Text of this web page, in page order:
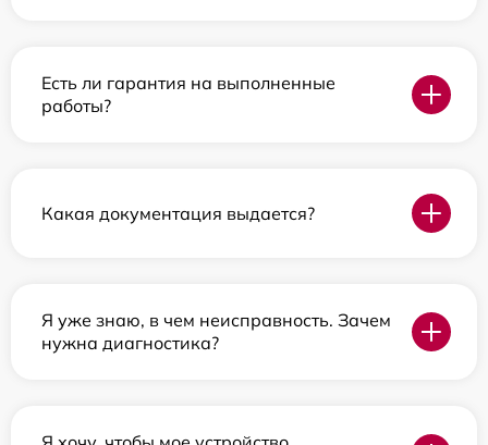
Есть ли гарантия на выполненные
работы?
Какая документация выдается?
Я уже знаю, в чем неисправность. Зачем
нужна диагностика?